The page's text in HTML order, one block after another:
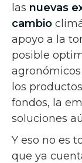
las nuevas
cambio
apoyo a la
posible
los
fondos, la
soluciones
Y eso no es
que ya